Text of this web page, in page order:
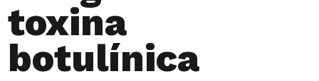
toxina
botulínica